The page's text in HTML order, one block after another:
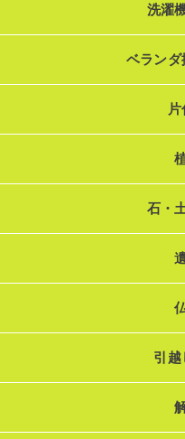
洗濯
ベラン
石・
引越